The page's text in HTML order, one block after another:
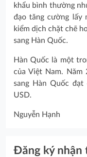
khẩu bình thường
đạo tăng cường lấy
kiểm dịch chặt chẽ
sang Hàn Quốc.
Hàn Quốc là một
của Việt Nam. Năm
sang Hàn Quốc
USD.
Nguyễn Hạnh
Đăng ký nhận